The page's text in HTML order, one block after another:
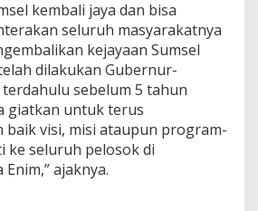
kembali jaya dan bisa
seluruh masyarakatnya
kejayaan Sumsel
dilakukan Gubernur-
sebelum 5 tahun
giatkan untuk terus
baik visi, misi ataupun program-
ke seluruh pelosok di
ajaknya.